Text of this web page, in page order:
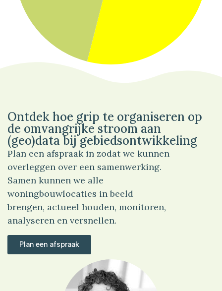
Ontdek hoe grip te organiseren op
de omvangrijke stroom aan
(geo)data bij gebiedsontwikkeling
Plan een afspraak in zodat we kunnen
overleggen over een samenwerking.
Samen kunnen we alle
woningbouwlocaties in beeld
brengen, actueel houden, monitoren,
analyseren en versnellen.
Plan een afspraak